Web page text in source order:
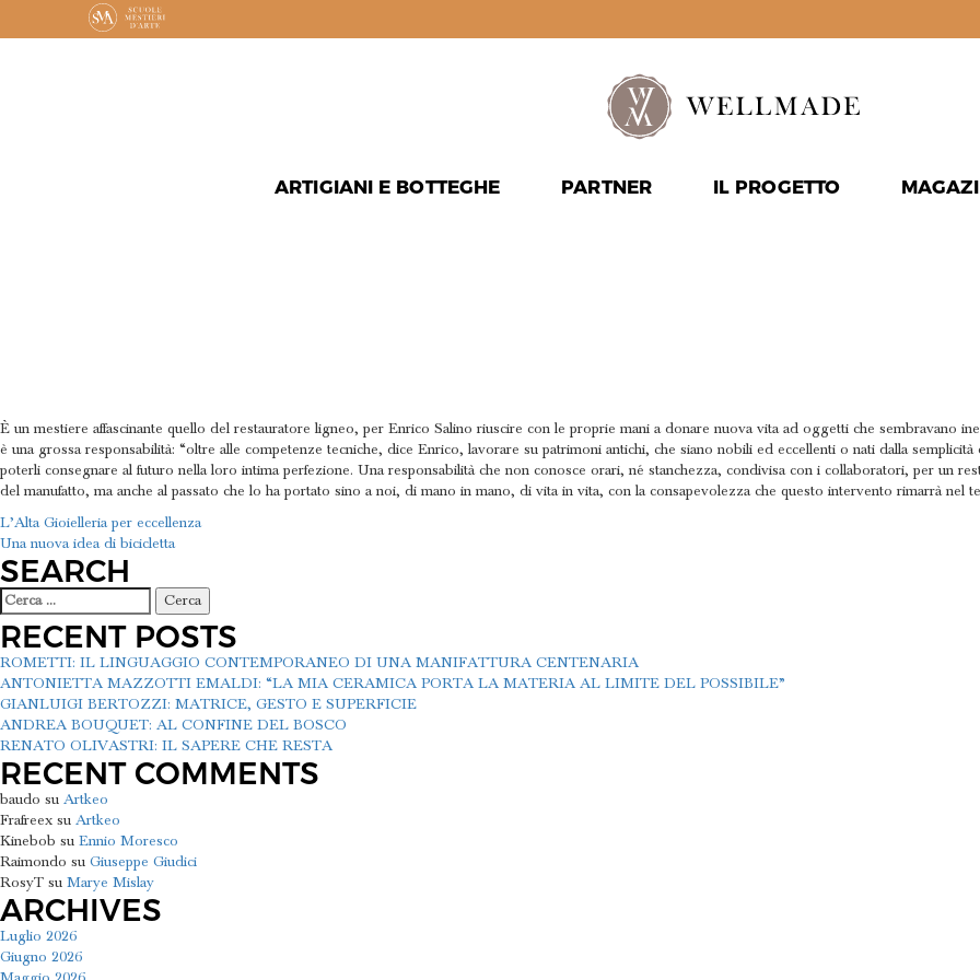
ARTIGIANI E BOTTEGHE PARTNER IL PROGETTO
È un mestiere affascinante quello del restauratore ligneo, per Enrico Salino riuscire con le proprie mani a donare nuova vita ad oggetti che sembravano
è una grossa responsabilità: “oltre alle competenze tecniche, dice Enrico, lavorare su patrimoni antichi, che siano nobili ed eccellenti o nati dalla
poterli consegnare al futuro nella loro intima perfezione. Una responsabilità che non conosce orari, né stanchezza, condivisa con i collaboratori, per un
del manufatto, ma anche al passato che lo ha portato sino a noi, di mano in mano, di vita in vita, con la consapevolezza che questo intervento rimarrà nel
NAVIGAZIONE
ARTICOLI
L’Alta Gioielleria per eccellenza
Una nuova idea di bicicletta
SEARCH
Ricerca
per:
RECENT POSTS
ROMETTI: IL LINGUAGGIO CONTEMPORANEO DI UNA MANIFATTURA CENTENARIA
ANTONIETTA MAZZOTTI EMALDI: “LA MIA CERAMICA PORTA LA MATERIA AL LIMITE DEL POSSIBILE”
GIANLUIGI BERTOZZI: MATRICE, GESTO E SUPERFICIE
ANDREA BOUQUET: AL CONFINE DEL BOSCO
RENATO OLIVASTRI: IL SAPERE CHE RESTA
RECENT COMMENTS
baudo su Artkeo
Frafreex su Artkeo
Kinebob su Ennio Moresco
Raimondo su Giuseppe Giudici
RosyT su Marye Mislay
ARCHIVES
Luglio 2026
Giugno 2026